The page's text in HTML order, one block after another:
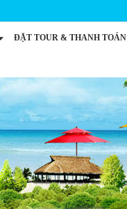
ĐẶT TOUR & THANH TOÁN